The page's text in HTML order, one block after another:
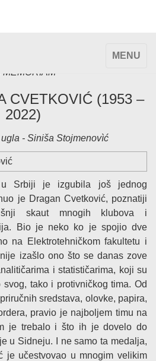
TOGGLE
MENU
MEMORIAM
CVETKOVIĆ (1953 –
2022)
- Siniša Stojmenovìć
u Srbiji je izgubila još jednog
je Dragan Cvetković, poznatiji
skaut mnogih klubova i
Bio je neko ko je spojio dve
na Elektrotehničkom fakultetu i
izašlo ono što se danas zove
i statističarima, koji su
tako i protivničkog tima. Od
sredstava, olovke, papira,
pravio je najboljem timu na
je trebalo i što ih je dovelo do
u Sidneju. I ne samo ta medalja,
je učestvovao u mnogim velikim